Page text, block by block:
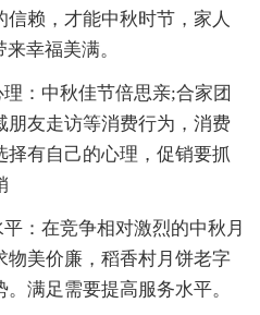
赖，才能中秋时节，家人
幸福美满。
：中秋佳节倍思亲;合家团
朋友走访等消费行为，消费
有自己的心理，促销要抓
：在竞争相对激烈的中秋月
物美价廉，稻香村月饼老字
满足需要提高服务水平。